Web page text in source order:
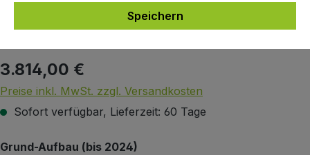
Regulärer Preis:
3.814,00 €
Preise inkl. MwSt. zzgl. Versandkosten
Sofort verfügbar, Lieferzeit: 60 Tage
Grund-Aufbau (bis 2024)
Speichern